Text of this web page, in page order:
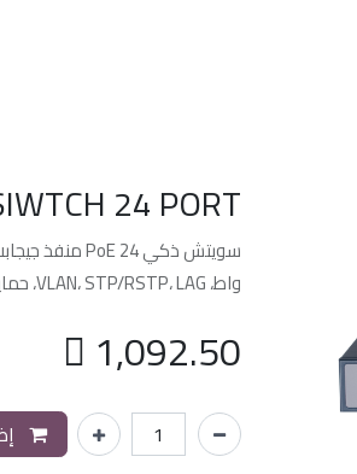
24 PORT
واط، VLAN، STP/RSTP، LAG، حماية طفرات، تركيب Rack، إدارة ذكية عن بعد، هيكل معدني.
 1,092.50